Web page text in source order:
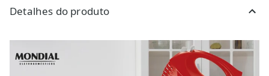
Detalhes do produto